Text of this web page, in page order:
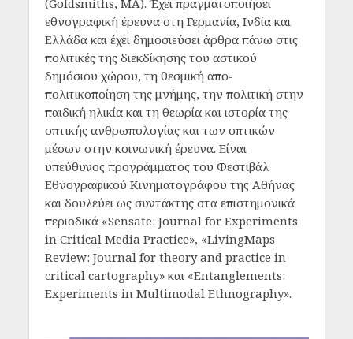
(Goldsmiths, MA). Έχει πραγματοποιήσει
εθνογραφική έρευνα στη Γερμανία, Ινδία και
Ελλάδα και έχει δημοσιεύσει άρθρα πάνω στις
πολιτικές της διεκδίκησης του αστικού
δημόσιου χώρου, τη θεσμική απο-
πολιτικοποίηση της μνήμης, την πολιτική στην
παιδική ηλικία και τη θεωρία και ιστορία της
οπτικής ανθρωπολογίας και των οπτικών
μέσων στην κοινωνική έρευνα. Είναι
υπεύθυνος προγράμματος του Φεστιβάλ
Εθνογραφικού Κινηματογράφου της Αθήνας
και δουλεύει ως συντάκτης στα επιστημονικά
περιοδικά «Sensate: Journal for Experiments
in Critical Media Practice», «LivingMaps
Review: Journal for theory and practice in
critical cartography» και «Entanglements:
Experiments in Multimodal Ethnography».